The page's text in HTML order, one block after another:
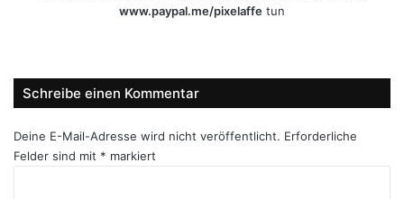
www.paypal.me/pixelaffe tun
Schreibe einen Kommentar
Deine E-Mail-Adresse wird nicht veröffentlicht. Erforderliche
Felder sind mit * markiert